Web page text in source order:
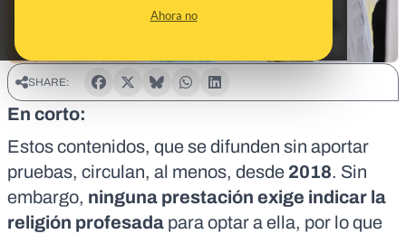
Ahora no
SHARE:
En corto:
Estos contenidos, que se difunden sin aportar
pruebas, circulan, al menos, desde 2018. Sin
embargo, ninguna prestación exige indicar la
religión profesada para optar a ella, por lo que